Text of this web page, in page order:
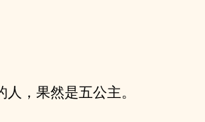
，果然是五公主。